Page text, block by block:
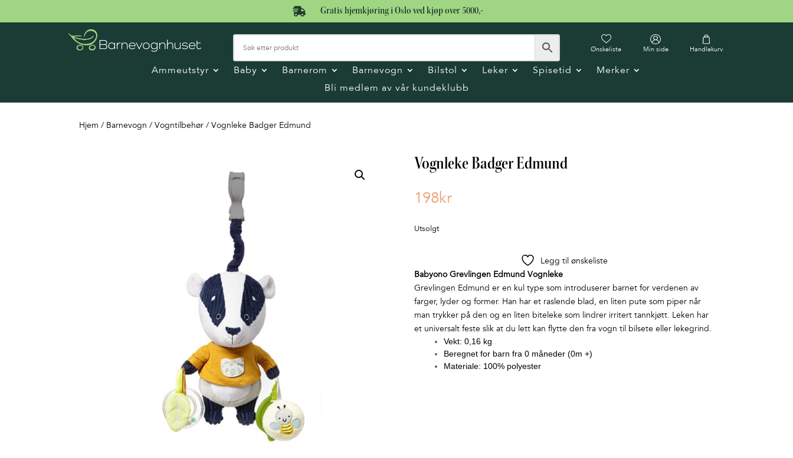
 Gratis hjemkjøring i Oslo ved kjøp over 5000,-
Ønskeliste Min side Handlekurv
Ammeutstyr Baby Barnerom Barnevogn Bilstol Leker Spisetid
Merker
Bli medlem av vår kundeklubb
Hjem / Barnevogn /Vogntilbehør / Vognleke Badger Edmund
Vognleke Badger Edmund
198kr
Utsolgt
Legg til ønskeliste
Babyono Grevlingen Edmund Vognleke
Grevlingen Edmund er en kul type som introduserer barnet for verdenen av
farger, lyder og former. Han har et raslende blad, en liten pute som piper når
man trykker på den og en liten biteleke som lindrer irritert tannkjøtt. Leken har
et universalt feste slik at du lett kan flytte den fra vogn til bilsete eller lekegrind.
Vekt: 0,16 kg
Beregnet for barn fra 0 måneder (0m +)
Materiale: 100% polyester